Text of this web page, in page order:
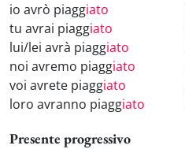
io avrò piaggiato
tu avrai piaggiato
lui/lei avrà piaggiato
noi avremo piaggiato
voi avrete piaggiato
loro avranno piaggiato
Presente progressivo